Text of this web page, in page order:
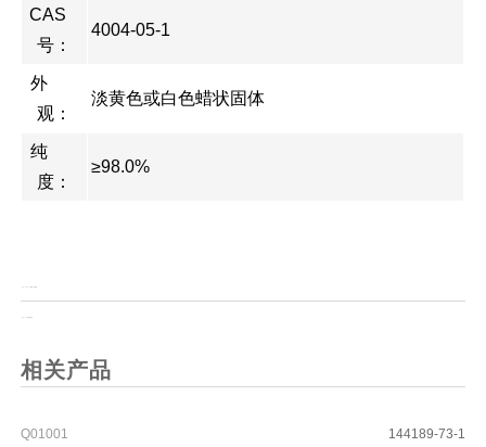
CAS
号：
4004-05-1
外
观：
淡黄色或白色蜡状固体
纯
度：
≥98.0%
相关产品
Q01001 144189-73-1